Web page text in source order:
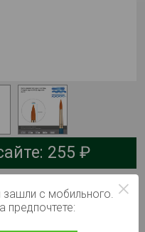
255 ₽
В КОРЗИНУ ×
с мобильного.
предпочтете: